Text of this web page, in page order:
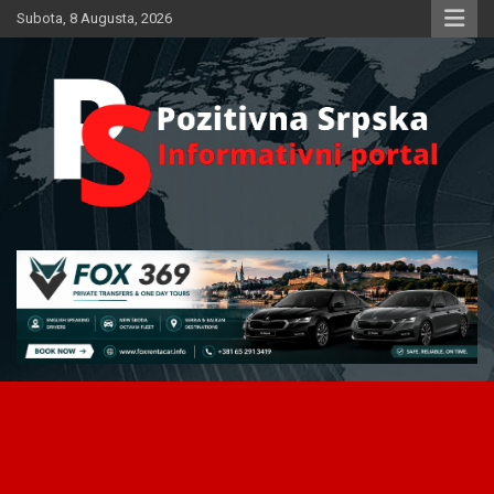
Skip
to
Subota, 8 Augusta, 2026
Pozitivna Srpska